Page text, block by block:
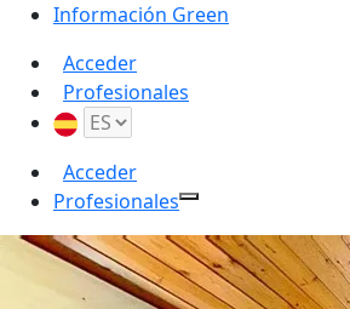
Información Green
Acceder
Profesionales
Acceder
Profesionales